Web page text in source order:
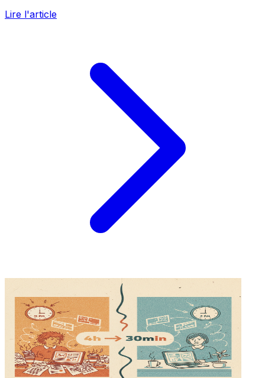
Lire l'article